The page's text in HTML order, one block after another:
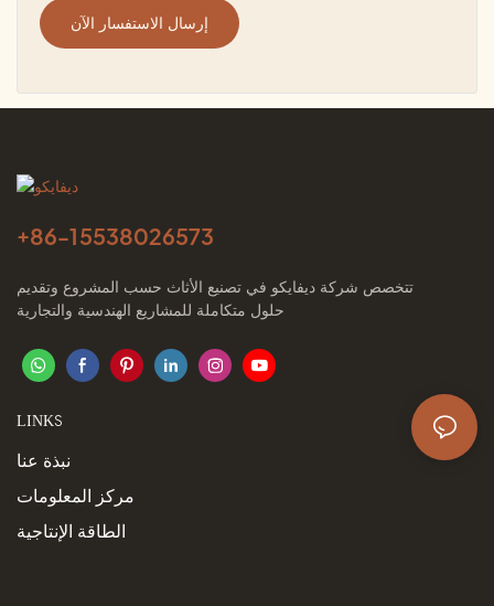
إرسال الاستفسار الآن
+86-15538026573
تتخصص شركة ديفايكو في تصنيع الأثاث حسب المشروع وتقديم
حلول متكاملة للمشاريع الهندسية والتجارية
LINKS
نبذة عنا
مركز المعلومات
الطاقة الإنتاجية